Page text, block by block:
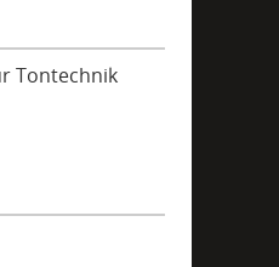
Tontechnik